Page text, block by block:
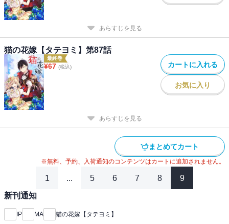
あらすじを見る
猫の花嫁【タテヨミ】第87話
最終巻
¥67 (税込) カートに入れる
お気に入り
あらすじを見る
まとめてカート
※無料、予約、入荷通知のコンテンツはカートに追加されません。
1 ... 5 6 7 8 9
新刊通知
IP MA 猫の花嫁【タテヨミ】